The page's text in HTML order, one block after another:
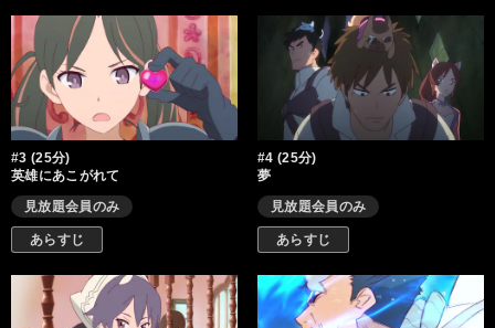
#3 (25分)
英雄にあこがれて
見放題会員のみ
あらすじ
#4 (25分)
夢
見放題会員のみ
あらすじ